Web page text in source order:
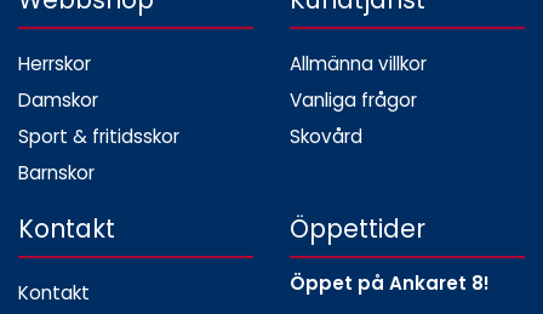
Herrskor
Damskor
Sport & fritidsskor
Barnskor
Allmänna villkor
Vanliga frågor
Skovård
Kontakt
Kontakt
Öppettider
Öppet på Ankaret 8!